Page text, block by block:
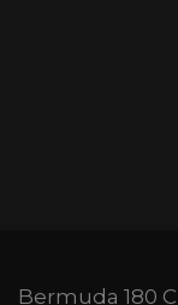
Bermuda 180